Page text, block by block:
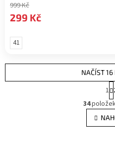
999 Kč
299 Kč
41
O
v
l
á
NAČÍST 16
t
r
á
n
k
1
34